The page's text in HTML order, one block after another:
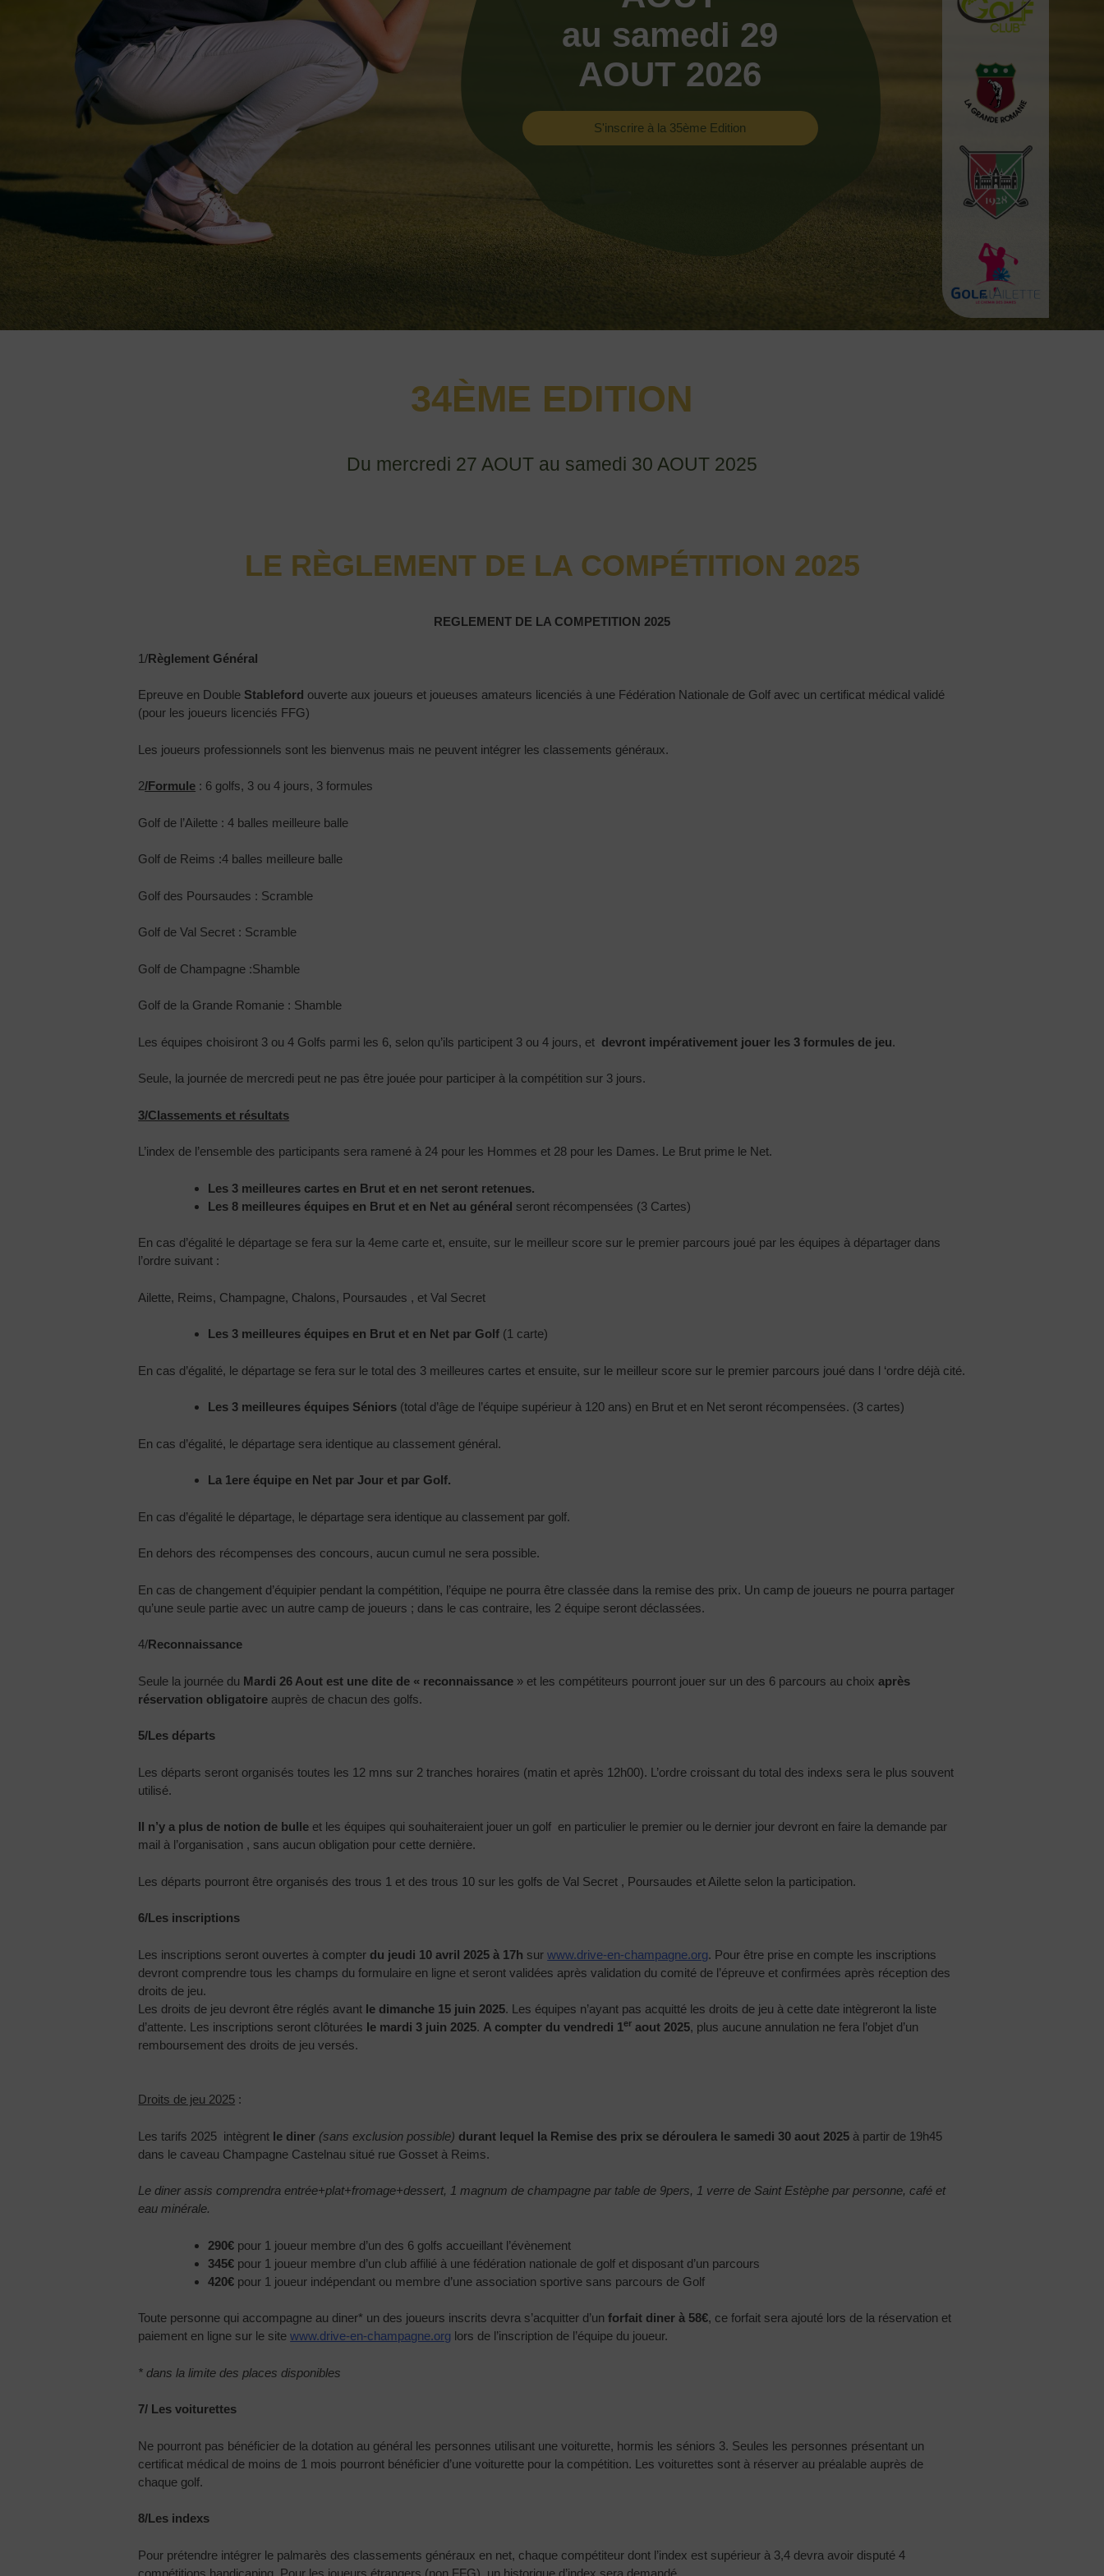
au samedi 29
AOUT 2026
S'inscrire à la 35ème Edition
34ÈME EDITION
Du mercredi 27 AOUT au samedi 30 AOUT 2025
LE RÈGLEMENT DE LA COMPÉTITION 2025
REGLEMENT DE LA COMPETITION 2025
1/Règlement Général
Epreuve en Double Stableford ouverte aux joueurs et joueuses amateurs licenciés à une Fédération Nationale de Golf avec un certificat médical validé
(pour les joueurs licenciés FFG)
Les joueurs professionnels sont les bienvenus mais ne peuvent intégrer les classements généraux.
2/Formule : 6 golfs, 3 ou 4 jours, 3 formules
Golf de l’Ailette : 4 balles meilleure balle
Golf de Reims :4 balles meilleure balle
Golf des Poursaudes : Scramble
Golf de Val Secret : Scramble
Golf de Champagne :Shamble
Golf de la Grande Romanie : Shamble
Les équipes choisiront 3 ou 4 Golfs parmi les 6, selon qu’ils participent 3 ou 4 jours, et devront impérativement jouer les 3 formules de jeu.
Seule, la journée de mercredi peut ne pas être jouée pour participer à la compétition sur 3 jours.
3/Classements et résultats
L’index de l’ensemble des participants sera ramené à 24 pour les Hommes et 28 pour les Dames. Le Brut prime le Net.
Les 3 meilleures cartes en Brut et en net seront retenues.
Les 8 meilleures équipes en Brut et en Net au général seront récompensées (3 Cartes)
En cas d’égalité le départage se fera sur la 4eme carte et, ensuite, sur le meilleur score sur le premier parcours joué par les équipes à départager dans
l’ordre suivant :
Ailette, Reims, Champagne, Chalons, Poursaudes , et Val Secret
Les 3 meilleures équipes en Brut et en Net par Golf (1 carte)
En cas d’égalité, le départage se fera sur le total des 3 meilleures cartes et ensuite, sur le meilleur score sur le premier parcours joué dans l ‘ordre déjà cité.
Les 3 meilleures équipes Séniors (total d’âge de l’équipe supérieur à 120 ans) en Brut et en Net seront récompensées. (3 cartes)
En cas d’égalité, le départage sera identique au classement général.
La 1ere équipe en Net par Jour et par Golf.
En cas d’égalité le départage, le départage sera identique au classement par golf.
En dehors des récompenses des concours, aucun cumul ne sera possible.
En cas de changement d’équipier pendant la compétition, l’équipe ne pourra être classée dans la remise des prix. Un camp de joueurs ne pourra partager
qu’une seule partie avec un autre camp de joueurs ; dans le cas contraire, les 2 équipe seront déclassées.
4/Reconnaissance
Seule la journée du Mardi 26 Aout est une dite de « reconnaissance » et les compétiteurs pourront jouer sur un des 6 parcours au choixaprès
réservation obligatoire auprès de chacun des golfs.
5/Les départs
Les départs seront organisés toutes les 12 mns sur 2 tranches horaires (matin et après 12h00). L’ordre croissant du total des indexs sera le plus souvent
utilisé.
Il n’y a plus de notion de bulle et les équipes qui souhaiteraient jouer un golf en particulier le premier ou le dernier jour devront en faire la demande par
mail à l’organisation , sans aucun obligation pour cette dernière.
Les départs pourront être organisés des trous 1 et des trous 10 sur les golfs de Val Secret , Poursaudes et Ailette selon la participation.
6/Les inscriptions
Les inscriptions seront ouvertes à compter du jeudi 10 avril 2025 à 17h surwww.drive-en-champagne.org. Pour être prise en compte les inscriptions
devront comprendre tous les champs du formulaire en ligne et seront validées après validation du comité de l’épreuve et confirmées après réception des
droits de jeu.
Les droits de jeu devront être réglés avant le dimanche 15 juin 2025. Les équipes n’ayant pas acquitté les droits de jeu à cette date intègreront la liste
d’attente. Les inscriptions seront clôturées le mardi 3 juin 2025. A compter du vendredi 1er aout 2025, plus aucune annulation ne fera l’objet d’un
remboursement des droits de jeu versés.
Droits de jeu 2025 :
Les tarifs 2025 intègrent le diner (sans exclusion possible) durant lequel la Remise des prix se déroulera le samedi 30 aout 2025 à partir de 19h45
dans le caveau Champagne Castelnau situé rue Gosset à Reims.
Le diner assis comprendra entrée+plat+fromage+dessert, 1 magnum de champagne par table de 9pers, 1 verre de Saint Estèphe par personne, café et
eau minérale.
290€ pour 1 joueur membre d’un des 6 golfs accueillant l’évènement
345€ pour 1 joueur membre d’un club affilié à une fédération nationale de golf et disposant d’un parcours
420€ pour 1 joueur indépendant ou membre d’une association sportive sans parcours de Golf
Toute personne qui accompagne au diner* un des joueurs inscrits devra s’acquitter d’unforfait diner à 58€, ce forfait sera ajouté lors de la réservation et
paiement en ligne sur le sitewww.drive-en-champagne.org lors de l’inscription de l’équipe du joueur.
* dans la limite des places disponibles
7/ Les voiturettes
Ne pourront pas bénéficier de la dotation au général les personnes utilisant une voiturette, hormis les séniors 3. Seules les personnes présentant un
certificat médical de moins de 1 mois pourront bénéficier d’une voiturette pour la compétition. Les voiturettes sont à réserver au préalable auprès de
chaque golf.
8/Les indexs
Pour prétendre intégrer le palmarès des classements généraux en net, chaque compétiteur dont l’index est supérieur à 3,4 devra avoir disputé 4
compétitions handicaping. Pour les joueurs étrangers (non FFG), un historique d’index sera demandé.